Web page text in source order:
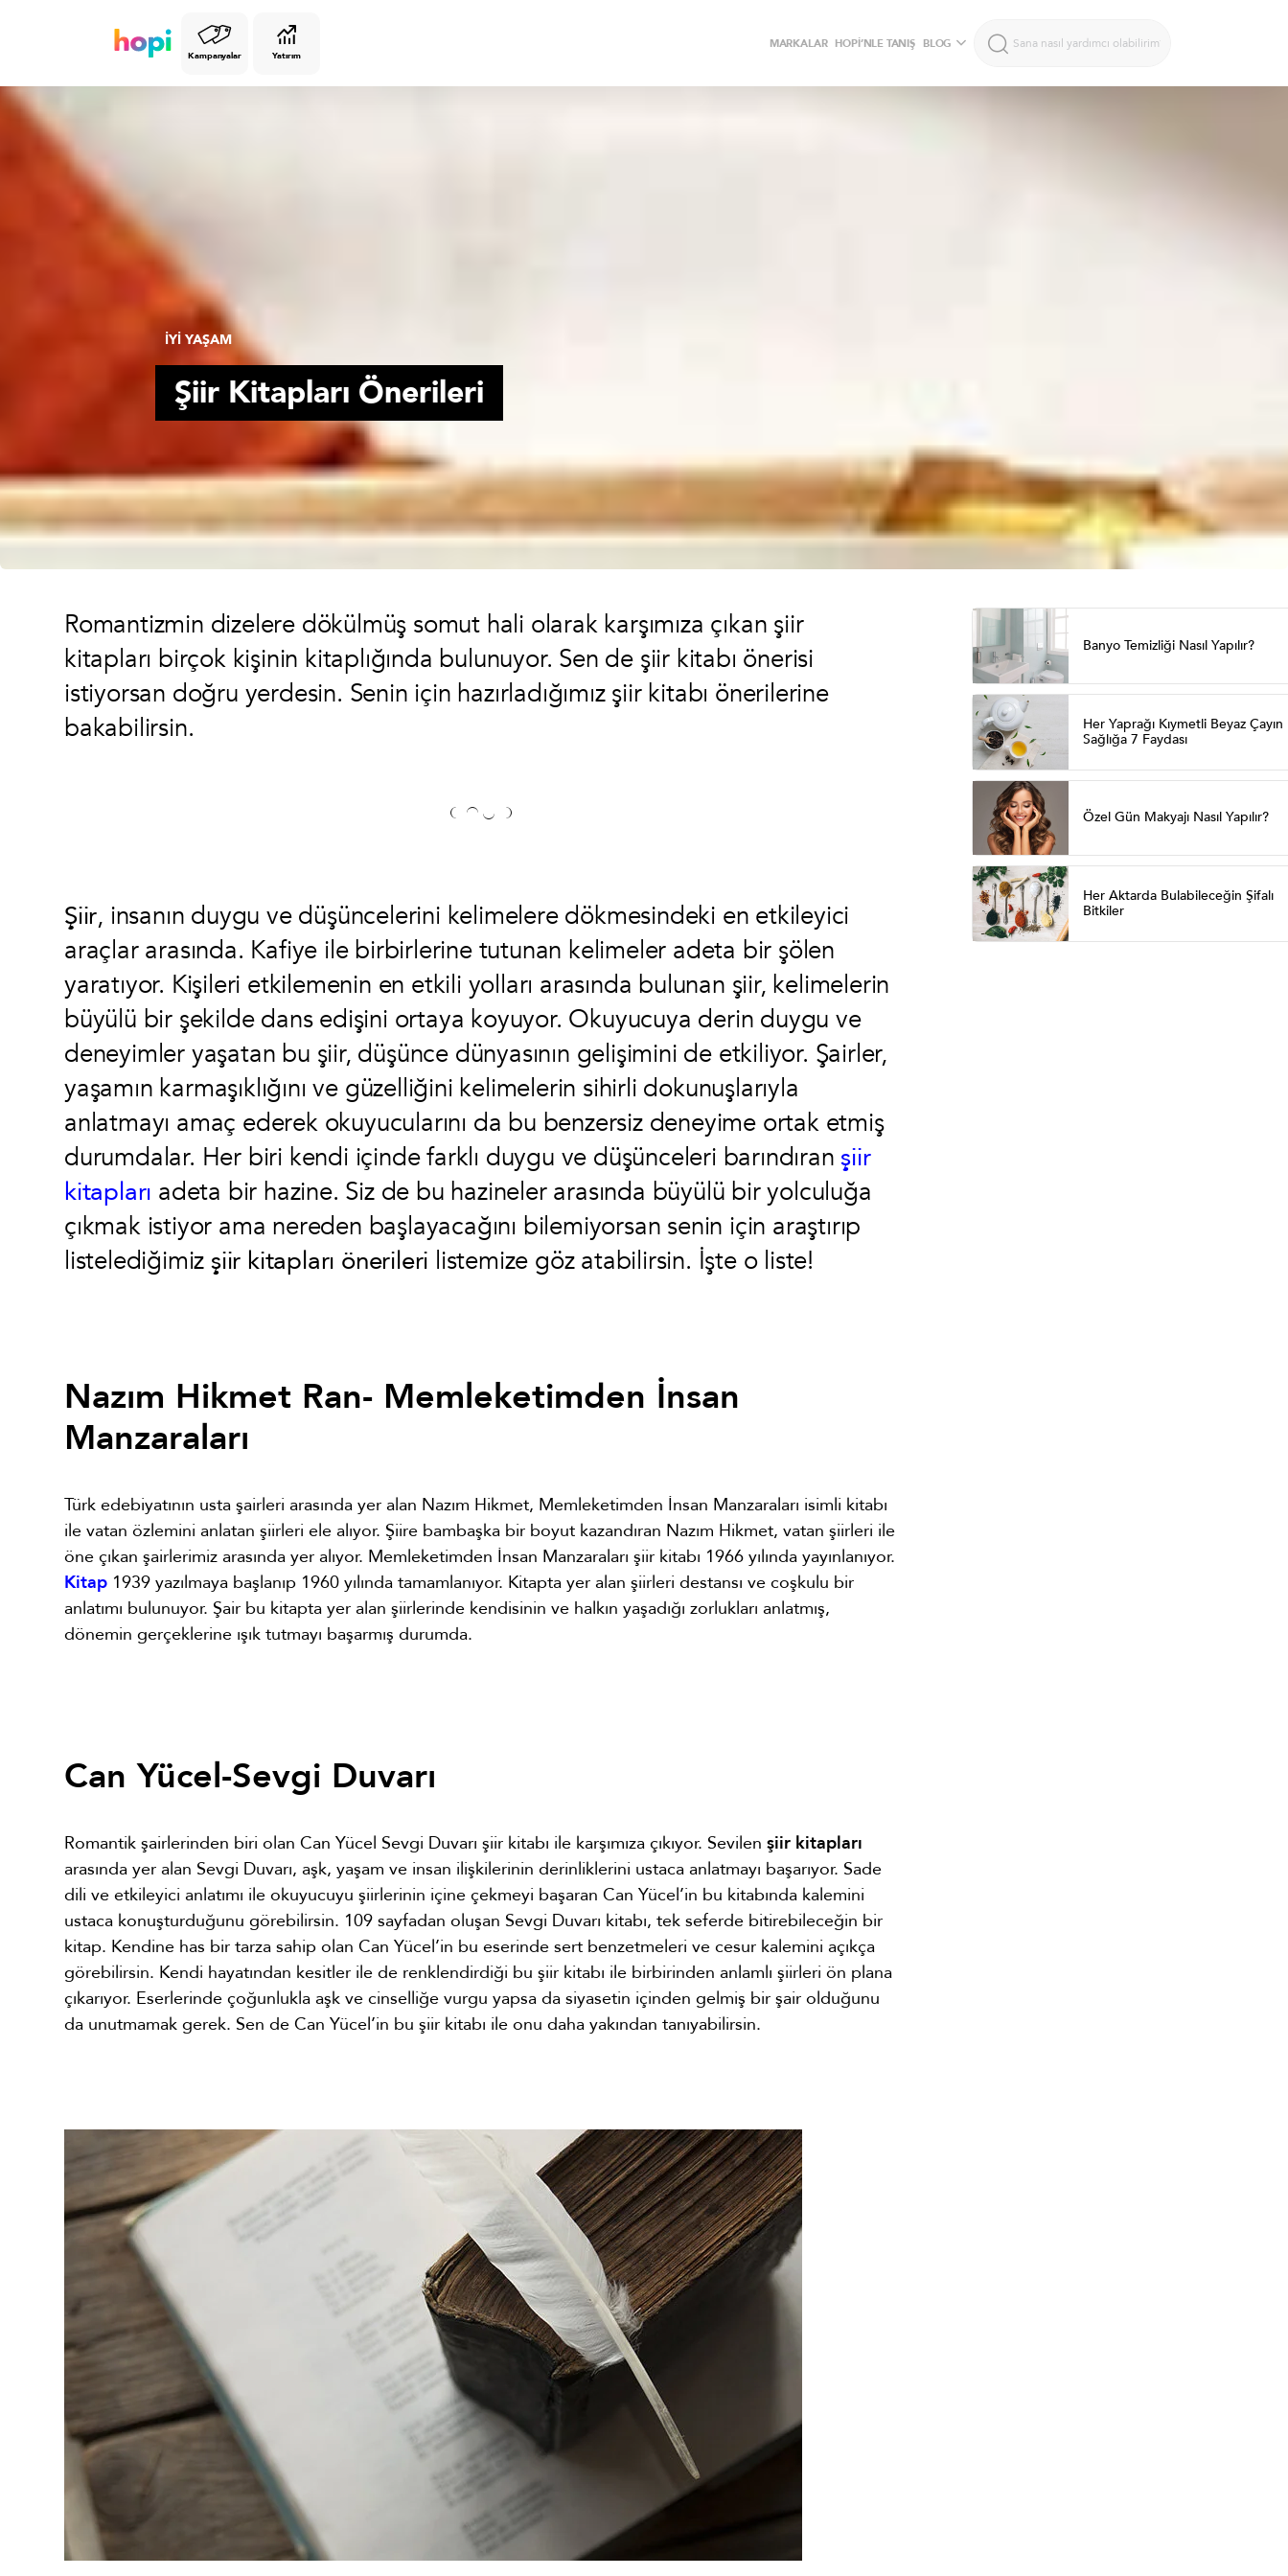
Kampanyalar Yatırım
MARKALAR HOPİ’NLE TANIŞ BLOG
İYİ YAŞAM
Şiir Kitapları Önerileri
Romantizmin dizelere dökülmüş somut hali olarak karşımıza çıkan şiir
kitapları birçok kişinin kitaplığında bulunuyor. Sen de şiir kitabı önerisi
istiyorsan doğru yerdesin. Senin için hazırladığımız şiir kitabı önerilerine
bakabilirsin.
Şiir, insanın duygu ve düşüncelerini kelimelere dökmesindeki en etkileyici
araçlar arasında. Kafiye ile birbirlerine tutunan kelimeler adeta bir şölen
yaratıyor. Kişileri etkilemenin en etkili yolları arasında bulunan şiir, kelimelerin
büyülü bir şekilde dans edişini ortaya koyuyor. Okuyucuya derin duygu ve
deneyimler yaşatan bu şiir, düşünce dünyasının gelişimini de etkiliyor. Şairler,
yaşamın karmaşıklığını ve güzelliğini kelimelerin sihirli dokunuşlarıyla
anlatmayı amaç ederek okuyucularını da bu benzersiz deneyime ortak etmiş
durumdalar. Her biri kendi içinde farklı duygu ve düşünceleri barındıranşiir
kitapları adeta bir hazine. Siz de bu hazineler arasında büyülü bir yolculuğa
çıkmak istiyor ama nereden başlayacağını bilemiyorsan senin için araştırıp
listelediğimizşiir kitapları önerileri listemize göz atabilirsin. İşte o liste!
Nazım Hikmet Ran- Memleketimden İnsan
Manzaraları
Türk edebiyatının usta şairleri arasında yer alan Nazım Hikmet, Memleketimden İnsan Manzaraları isimli kitabı
ile vatan özlemini anlatan şiirleri ele alıyor. Şiire bambaşka bir boyut kazandıran Nazım Hikmet, vatan şiirleri ile
öne çıkan şairlerimiz arasında yer alıyor. Memleketimden İnsan Manzaraları şiir kitabı 1966 yılında yayınlanıyor.
Kitap 1939 yazılmaya başlanıp 1960 yılında tamamlanıyor. Kitapta yer alan şiirleri destansı ve coşkulu bir
anlatımı bulunuyor. Şair bu kitapta yer alan şiirlerinde kendisinin ve halkın yaşadığı zorlukları anlatmış,
dönemin gerçeklerine ışık tutmayı başarmış durumda.
Can Yücel-Sevgi Duvarı
Romantik şairlerinden biri olan Can Yücel Sevgi Duvarı şiir kitabı ile karşımıza çıkıyor. Sevilen şiir kitapları
arasında yer alan Sevgi Duvarı, aşk, yaşam ve insan ilişkilerinin derinliklerini ustaca anlatmayı başarıyor. Sade
dili ve etkileyici anlatımı ile okuyucuyu şiirlerinin içine çekmeyi başaran Can Yücel’in bu kitabında kalemini
ustaca konuşturduğunu görebilirsin. 109 sayfadan oluşan Sevgi Duvarı kitabı, tek seferde bitirebileceğin bir
kitap. Kendine has bir tarza sahip olan Can Yücel’in bu eserinde sert benzetmeleri ve cesur kalemini açıkça
görebilirsin. Kendi hayatından kesitler ile de renklendirdiği bu şiir kitabı ile birbirinden anlamlı şiirleri ön plana
çıkarıyor. Eserlerinde çoğunlukla aşk ve cinselliğe vurgu yapsa da siyasetin içinden gelmiş bir şair olduğunu
da unutmamak gerek. Sen de Can Yücel’in bu şiir kitabı ile onu daha yakından tanıyabilirsin.
Banyo Temizliği Nasıl Yapılır?
Her Yaprağı Kıymetli Beyaz Çayın
Sağlığa 7 Faydası
Özel Gün Makyajı Nasıl Yapılır?
Her Aktarda Bulabileceğin Şifalı
Bitkiler